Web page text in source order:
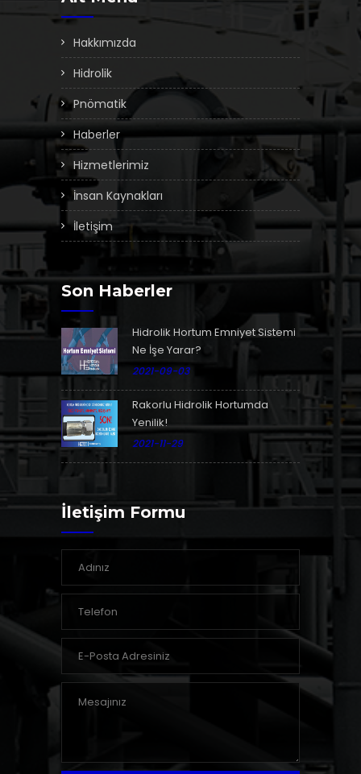
Hakkımızda
Hidrolik
Pnömatik
Haberler
Hizmetlerimiz
İnsan Kaynakları
İletişim
Son Haberler
Hidrolik Hortum Emniyet Sistemi
Ne İşe Yarar?
2021-09-03
Rakorlu Hidrolik Hortumda
Yenilik!
2021-11-29
İletişim Formu